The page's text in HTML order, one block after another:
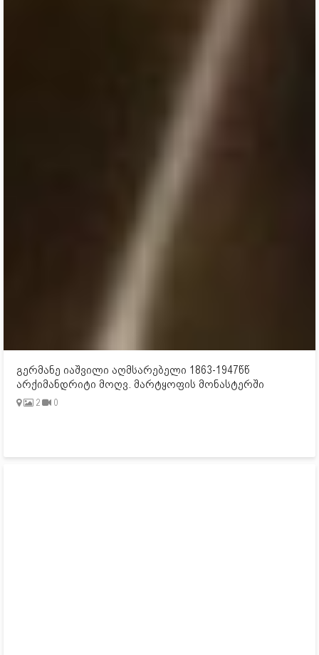
გერმანე იაშვილი აღმსარებელი 1863-1947წწ
არქიმანდრიტი მოღვ. მარტყოფის მონასტერში
2 0